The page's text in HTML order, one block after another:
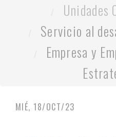
Unidades
Servicio al
Empresa y
MIÉ, 18/OCT/23